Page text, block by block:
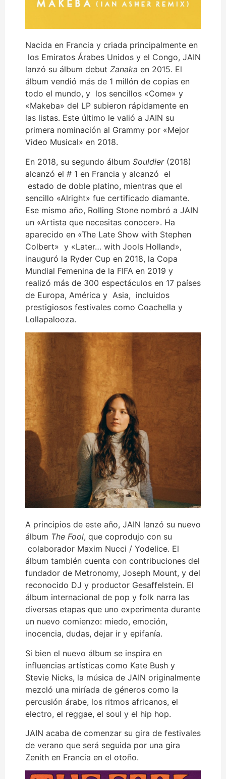
Nacida en Francia y criada principalmente en
los Emiratos Árabes Unidos y el Congo, JAIN
lanzó su álbum debut Zanaka en 2015. El
álbum vendió más de 1 millón de copias en
todo el mundo, y los sencillos «Come» y
«Makeba» del LP subieron rápidamente en
las listas. Este último le valió a JAIN su
primera nominación al Grammy por «Mejor
Video Musical» en 2018.
En 2018, su segundo álbum Souldier(2018)
alcanzó el # 1 en Francia y alcanzó el
estado de doble platino, mientras que el
sencillo «Alright» fue certificado diamante.
Ese mismo año, Rolling Stone nombró a JAIN
un «Artista que necesitas conocer». Ha
aparecido en «The Late Show with Stephen
Colbert» y «Later… with Jools Holland»,
inauguró la Ryder Cup en 2018, la Copa
Mundial Femenina de la FIFA en 2019 y
realizó más de 300 espectáculos en 17 países
de Europa, América y Asia, incluidos
prestigiosos festivales como Coachella y
Lollapalooza.
A principios de este año, JAIN lanzó su nuevo
álbum The Fool, que coprodujo con su
colaborador Maxim Nucci / Yodelice. El
álbum también cuenta con contribuciones del
fundador de Metronomy, Joseph Mount, y del
reconocido DJ y productor Gesaffelstein. El
álbum internacional de pop y folk narra las
diversas etapas que uno experimenta durante
un nuevo comienzo: miedo, emoción,
inocencia, dudas, dejar ir y epifanía.
Si bien el nuevo álbum se inspira en
influencias artísticas como Kate Bush y
Stevie Nicks, la música de JAIN originalmente
mezcló una miríada de géneros como la
percusión árabe, los ritmos africanos, el
electro, el reggae, el soul y el hip hop.
JAIN acaba de comenzar su gira de festivales
de verano que será seguida por una gira
Zenith en Francia en el otoño.